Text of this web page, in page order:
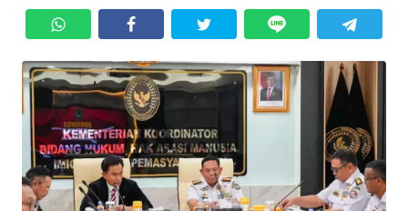
KRIMINAL
EKUIN
SAINS-TEKNO
KESEHATAN